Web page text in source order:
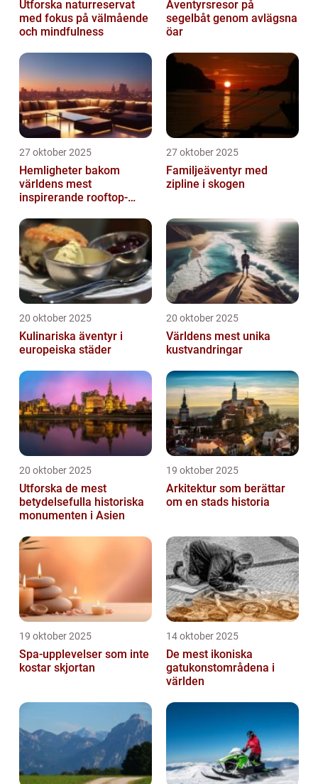
Utforska naturreservat
med fokus på välmående
och mindfulness
Äventyrsresor på
segelbåt genom avlägsna
öar
27 oktober 2025
Hemligheter bakom
världens mest
inspirerande rooftop-
27 oktober 2025
Familjeäventyr med
zipline i skogen
20 oktober 2025
Kulinariska äventyr i
europeiska städer
20 oktober 2025
Världens mest unika
kustvandringar
20 oktober 2025
Utforska de mest
betydelsefulla historiska
monumenten i Asien
19 oktober 2025
Arkitektur som berättar
om en stads historia
19 oktober 2025
Spa-upplevelser som inte
kostar skjortan
14 oktober 2025
De mest ikoniska
gatukonstområdena i
världen